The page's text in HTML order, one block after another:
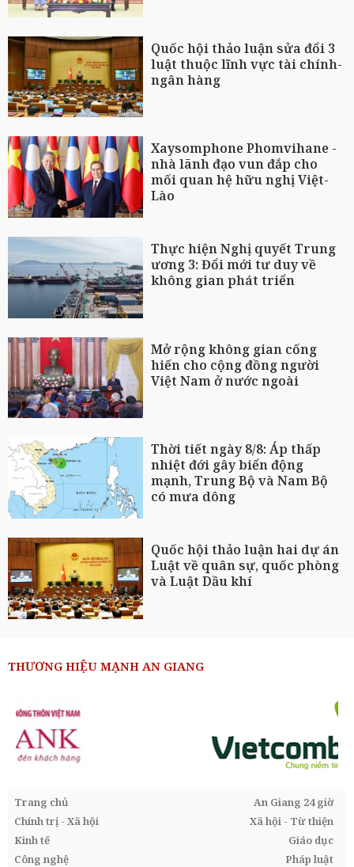
Quốc hội thảo luận sửa đổi 3
luật thuộc lĩnh vực tài chính-
ngân hàng
Xaysomphone Phomvihane -
nhà lãnh đạo vun đắp cho
mối quan hệ hữu nghị Việt-
Lào
Thực hiện Nghị quyết Trung
ương 3: Đổi mới tư duy về
không gian phát triển
Mở rộng không gian cống
hiến cho cộng đồng người
Việt Nam ở nước ngoài
Thời tiết ngày 8/8: Áp thấp
nhiệt đới gây biển động
mạnh, Trung Bộ và Nam Bộ
có mưa dông
Quốc hội thảo luận hai dự án
Luật về quân sự, quốc phòng
và Luật Dầu khí
THƯƠNG HIỆU MẠNH AN GIANG
Trang chủ
An Giang 24 giờ
Chính trị - Xã hội
Xã hội - Từ thiện
Kinh tế
Giáo dục
Công nghệ
Pháp luật